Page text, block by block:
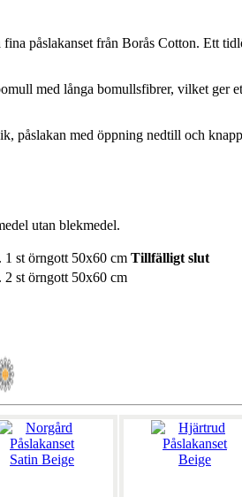
påslakanset från Borås Cotton. Ett
med långa bomullsfibrer, vilket ger
påslakan med öppning nedtill och
utan blekmedel.
1 st örngott 50x60 cm Tillfälligt slut
2 st örngott 50x60 cm